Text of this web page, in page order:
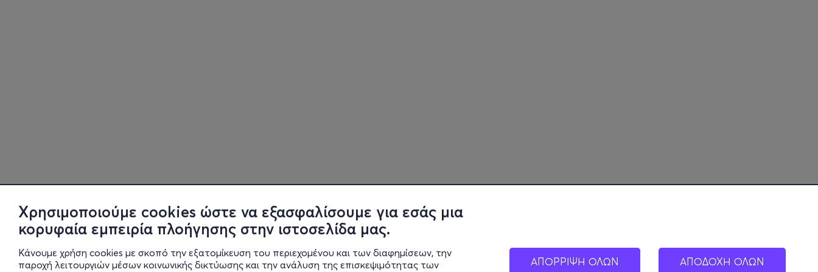
Χρησιμοποιούμε cookies ώστε να εξασφαλίσουμε για εσάς μια
κορυφαία εμπειρία πλοήγησης στην ιστοσελίδα μας.
Κάνουμε χρήση cookies με σκοπό την εξατομίκευση του περιεχομένου και των διαφημίσεων, την
παροχή λειτουργιών μέσων κοινωνικής δικτύωσης και την ανάλυση της επισκεψιμότητας των
ΑΠΟΡΡΙΨΗ ΟΛΩΝ ΑΠΟΔΟΧΗ ΟΛΩΝ